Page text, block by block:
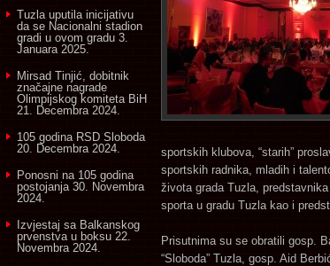
sportskih klubova, “starih”
sportskih radnika, mladih i
života grada Tuzla,
sporta u gradu Tuzla kao i
Prisutnima su se obratili gosp.
“Sloboda” Tuzla, gosp. Aid
Tuzla uputila inicijativu
da se Nacionalni stadion
gradi u ovom gradu 3.
Januara 2025.
Mirsad Tinjić, dobitnik
značajne nagrade
Olimpijskog komiteta BiH
21. Decembra 2024.
105 godina RSD Sloboda
20. Decembra 2024.
Ponosni na 105 godina
postojanja 30. Novembra
2024.
Izvjestaj sa Balkanskog
prvenstva u boksu 22.
Novembra 2024.